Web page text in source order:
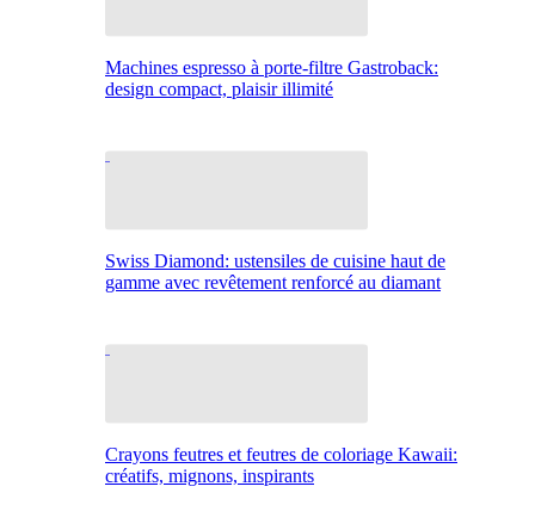
Machines espresso à porte-filtre Gastroback:
design compact, plaisir illimité
Swiss Diamond: ustensiles de cuisine haut de
gamme avec revêtement renforcé au diamant
Crayons feutres et feutres de coloriage Kawaii:
créatifs, mignons, inspirants